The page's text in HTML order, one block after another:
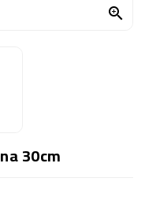

30cm